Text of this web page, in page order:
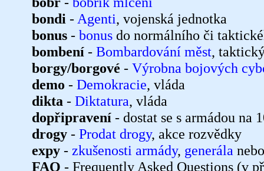
bondi - Agenti, vojenská jednotka
bonus - bonus do normálního či
bombení - Bombardování měst,
borgy/borgové - Výrobna bojových
demo - Demokracie, vláda
dikta - Diktatura, vláda
dopřipravení - dostat se s armádou na
drogy - Prodat drogy, akce rozvědky
expy - zkušenosti armády, generála
FAQ - Frequently Asked Questions (v